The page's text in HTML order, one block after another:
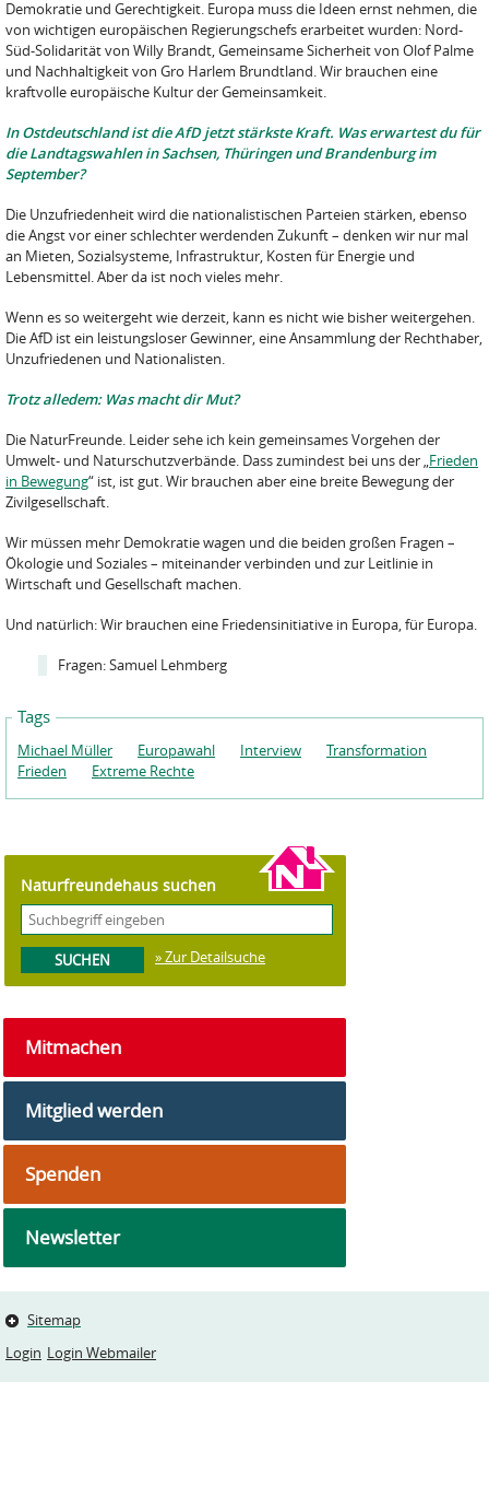
Demokratie und Gerechtigkeit. Europa muss die Ideen ernst nehmen, die
von wichtigen europäischen Regierungschefs erarbeitet wurden: Nord-
Süd-Solidarität von Willy Brandt, Gemeinsame Sicherheit von Olof Palme
und Nachhaltigkeit von Gro Harlem Brundtland. Wir brauchen eine
kraftvolle europäische Kultur der Gemeinsamkeit.
In Ostdeutschland ist die AfD jetzt stärkste Kraft. Was erwartest du für
die Landtagswahlen in Sachsen, Thüringen und Brandenburg im
September?
Die Unzufriedenheit wird die nationalistischen Parteien stärken, ebenso
die Angst vor einer schlechter werdenden Zukunft – denken wir nur mal
an Mieten, Sozialsysteme, Infrastruktur, Kosten für Energie und
Lebensmittel. Aber da ist noch vieles mehr.
Wenn es so weitergeht wie derzeit, kann es nicht wie bisher weitergehen.
Die AfD ist ein leistungsloser Gewinner, eine Ansammlung der Rechthaber,
Unzufriedenen und Nationalisten.
Trotz alledem: Was macht dir Mut?
Die NaturFreunde. Leider sehe ich kein gemeinsames Vorgehen der
Umwelt- und Naturschutzverbände. Dass zumindest bei uns der „Frieden
in Bewegung“ ist, ist gut. Wir brauchen aber eine breite Bewegung der
Zivilgesellschaft.
Wir müssen mehr Demokratie wagen und die beiden großen Fragen –
Ökologie und Soziales – miteinander verbinden und zur Leitlinie in
Wirtschaft und Gesellschaft machen.
Und natürlich: Wir brauchen eine Friedensinitiative in Europa, für Europa.
Fragen: Samuel Lehmberg
Tags
Michael Müller Europawahl Interview
Transformation
Frieden
Extreme Rechte
Naturfreundehaus suchen
» Zur Detailsuche
Mitmachen
Mitglied werden
Spenden
Newsletter
Sitemap
Login Login Webmailer